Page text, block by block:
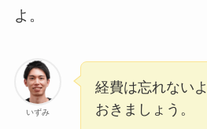
よ。
いずみ
経費は忘れない
おきましょう。